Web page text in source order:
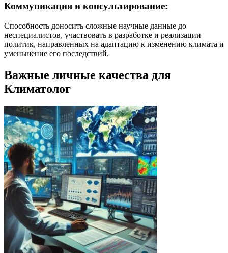
Коммуникация и консультирование:
Способность доносить сложные научные данные до
неспециалистов, участвовать в разработке и реализации
политик, направленных на адаптацию к изменению климата и
уменьшение его последствий.
Важные личные качества для
Климатолог